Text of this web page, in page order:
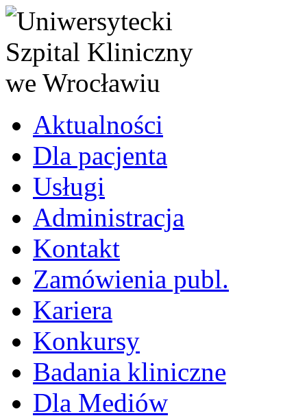
Aktualności
Dla pacjenta
Usługi
Administracja
Kontakt
Zamówienia publ.
Kariera
Konkursy
Badania kliniczne
Dla Mediów